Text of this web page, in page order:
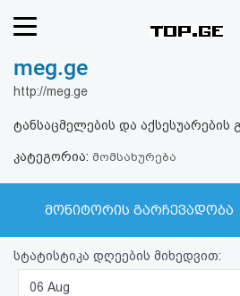
რეიტინგი
ფოსტა
კითხვა-
პასუხი
ავტორიზაცია
meg.ge
http://meg.ge
ტანსაცმელების და აქსესუარების
კატეგორია: მომსახურება
მონიტორის გარჩევადობა
სტატისტიკა დღეების მიხედვით:
06 Aug